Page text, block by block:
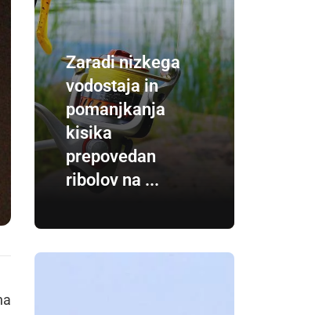
Zaradi nizkega
vodostaja in
pomanjkanja
kisika
prepovedan
ribolov na ...